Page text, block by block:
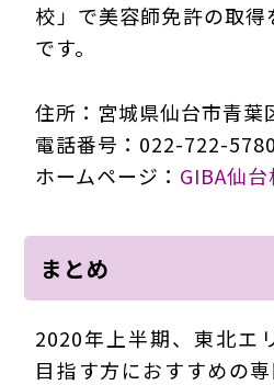
校」で美容師免許の取
です。
住所：宮城県仙台市青
電話番号：022-722-5780
ホームページ： GIBA仙台
まとめ
2020年上半期、東北エ
目指す方におすすめの